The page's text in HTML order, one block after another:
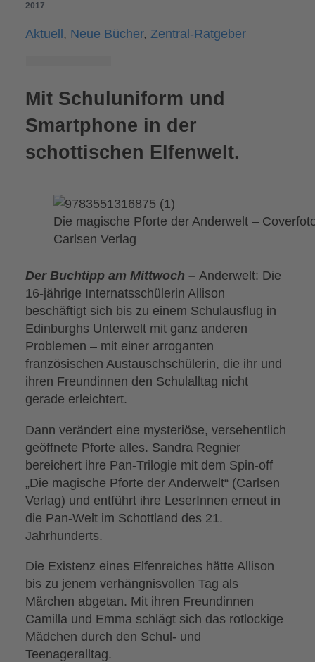
2017
Aktuell, Neue Bücher,Zentral-Ratgeber
Mit Schuluniform und
Smartphone in der
schottischen Elfenwelt.
Die magische Pforte der Anderwelt –
Carlsen Verlag
Der Buchtipp am Mittwoch – Anderwelt: Die
16-jährige Internatsschülerin Allison
beschäftigt sich bis zu einem Schulausflug in
Edinburghs Unterwelt mit ganz anderen
Problemen – mit einer arroganten
französischen Austauschschülerin, die ihr und
ihren Freundinnen den Schulalltag nicht
gerade erleichtert.
Dann verändert eine mysteriöse, versehentlich
geöffnete Pforte alles. Sandra Regnier
bereichert ihre Pan-Trilogie mit dem Spin-off
„Die magische Pforte der Anderwelt“ (Carlsen
Verlag) und entführt ihre LeserInnen erneut in
die Pan-Welt im Schottland des 21.
Jahrhunderts.
Die Existenz eines Elfenreiches hätte Allison
bis zu jenem verhängnisvollen Tag als
Märchen abgetan. Mit ihren Freundinnen
Camilla und Emma schlägt sich das rotlockige
Mädchen durch den Schul- und
Teenageralltag.